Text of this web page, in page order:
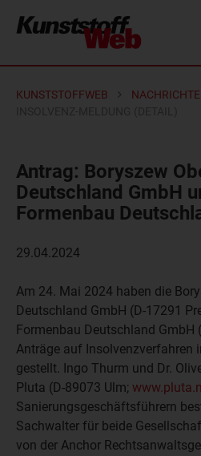
KUNSTSTOFFWEB
Antrag: Boryszew
Deutschland GmbH
Formenbau
29.04.2024
Am 24. Mai 2024 haben die
Deutschland GmbH (D-17291
Formenbau Deutschland GmbH
Anträge auf Insolvenzverfahren
gestellt. Ingo Thurm und Dr.
Pluta (D-89073 Ulm;
Sanierungsgeschäftsführern
Sachwalter für beide
von der Anchor